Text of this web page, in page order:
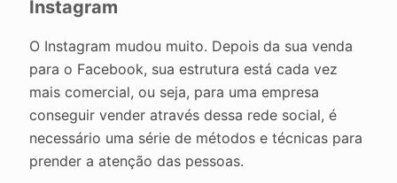
Instagram
O Instagram mudou muito. Depois da sua venda
para o Facebook, sua estrutura está cada vez
mais comercial, ou seja, para uma empresa
conseguir vender através dessa rede social, é
necessário uma série de métodos e técnicas para
prender a atenção das pessoas.